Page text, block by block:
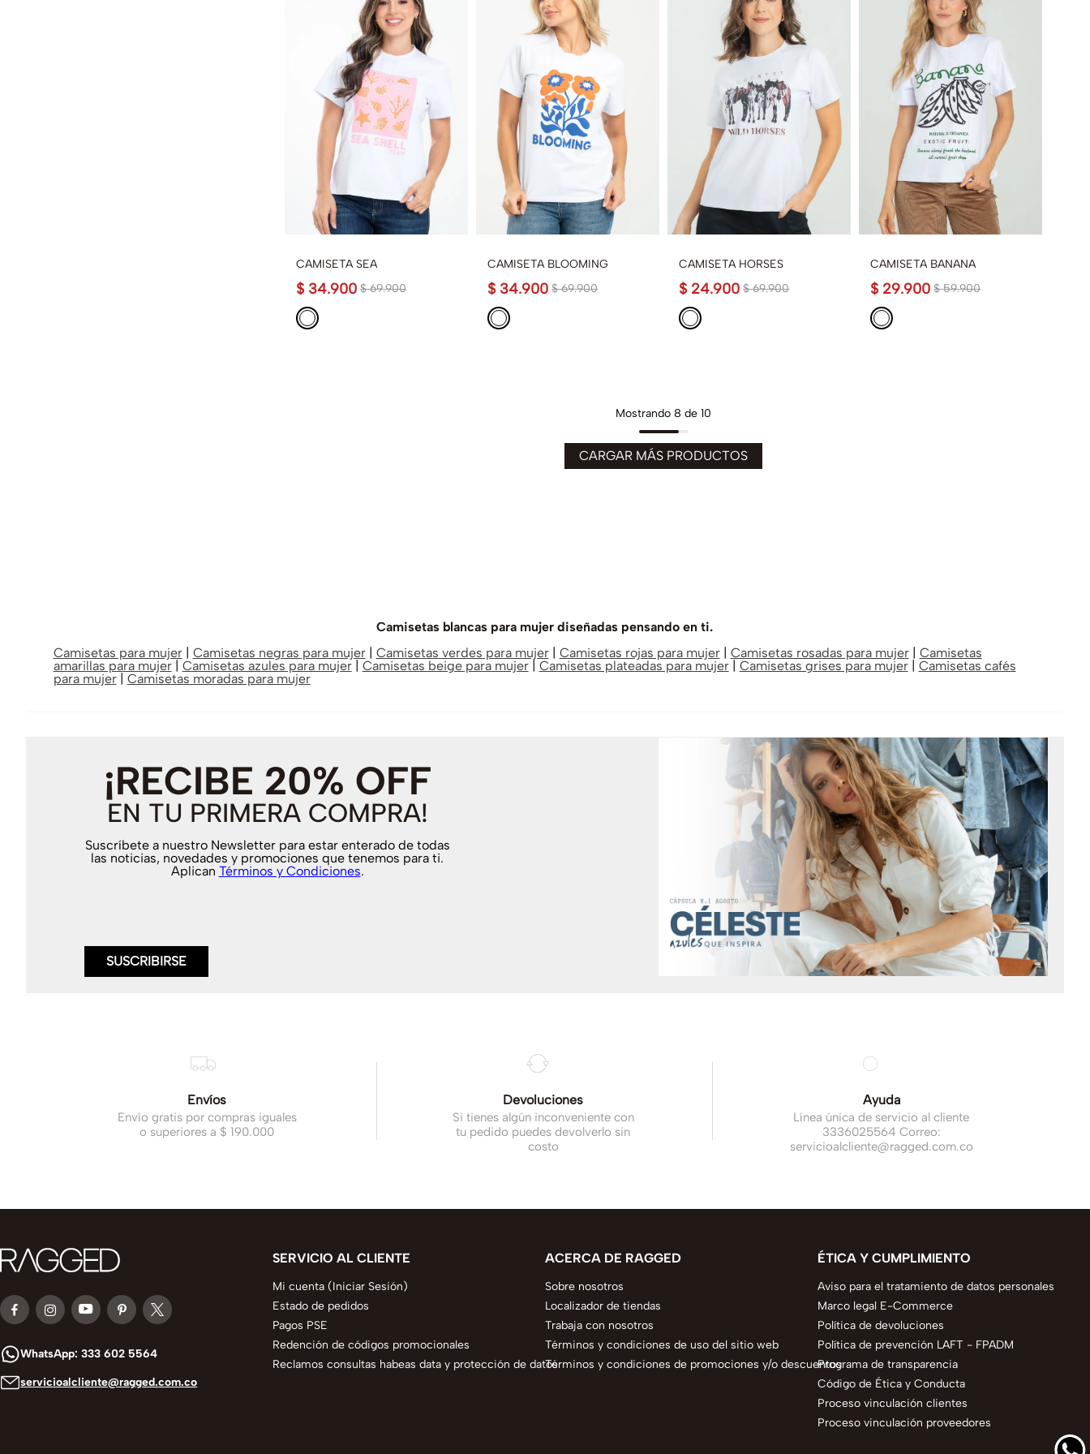
CAMISETA SEA
$ 69.900
$ 34.900
CAMISETA BLOOMING
$ 69.900
$ 34.900
CAMISETA HORSES
$ 69.900
$ 24.900
CAMISETA BANANA
$ 59.900
$ 29.900
Mostrando8 de 10
Camisetas blancas para mujer diseñadas pensando en ti.
Camisetas para mujer| Camisetas negras para mujer| Camisetas verdes para mujer| Camisetas rojas para mujer| Camisetas rosadas para mujer| Camisetas
amarillas para mujer| Camisetas azules para mujer| Camisetas beige para mujer| Camisetas plateadas para mujer| Camisetas grises para mujer| Camisetas cafés
para mujer| Camisetas moradas para mujer
¡RECIBE 20% OFF
EN TU PRIMERA COMPRA!
Suscríbete a nuestro Newsletter para estar enterado de todas
las noticias, novedades y promociones que tenemos para ti.
Aplican Términos y Condiciones.
SUSCRIBIRSE
Envíos
Envío gratis por compras iguales
o superiores a $ 190.000
Devoluciones
Si tienes algún inconveniente con
tu pedido puedes devolverlo sin
costo
Ayuda
Línea única de servicio al cliente
3336025564 Correo:
servicioalcliente@ragged.com.co
WhatsApp: 333 602 5564
servicioalcliente@ragged.com.co
SERVICIO AL CLIENTE
Mi cuenta (Iniciar Sesión)
Estado de pedidos
Pagos PSE
Redención de códigos promocionales
Reclamos consultas habeas data y protección de datos
ACERCA DE RAGGED
Sobre nosotros
Localizador de tiendas
Trabaja con nosotros
Términos y condiciones de uso del sitio web
Términos y condiciones de promociones y/o descuentos
ÉTICA Y CUMPLIMIENTO
Aviso para el tratamiento de datos personales
Marco legal E-Commerce
Política de devoluciones
Política de prevención LAFT - FPADM
Programa de transparencia
Código de Ética y Conducta
Proceso vinculación clientes
Proceso vinculación proveedores